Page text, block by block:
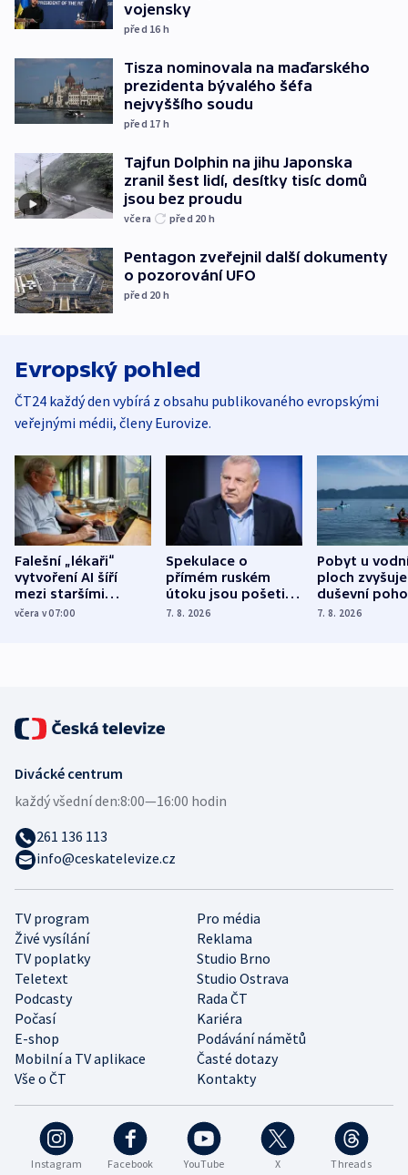
vojensky
před 16 h
Tisza nominovala na maďarského
prezidenta bývalého šéfa
nejvyššího soudu
před 17 h
Tajfun Dolphin na jihu Japonska
zranil šest lidí, desítky tisíc domů
jsou bez proudu
včera před 20 h
Pentagon zveřejnil další dokumenty
o pozorování UFO
před 20 h
Evropský pohled
ČT24 každý den vybírá z obsahu publikovaného evropskými
veřejnými médii, členy Eurovize.
Falešní „lékaři“
vytvoření AI šíří
mezi staršími
Poláky nebezpečné
včera v 07:00
Spekulace o
přímém ruském
útoku jsou pošetilé,
míní estonský
7. 8. 2026
Pobyt u
ploch zvyšuje
duševní
ukázala
7. 8. 2026
Instagram Facebook YouTube X Threads
TV program
Pro média
Živé vysílání
Reklama
TV poplatky
Studio Brno
Teletext
Studio Ostrava
Podcasty
Rada ČT
Počasí
Kariéra
E-shop
Podávání námětů
Mobilní a TV aplikace
Časté dotazy
Vše o ČT
Kontakty
Divácké centrum
každý všední den:8:00—16:00 hodin
261 136 113
info@ceskatelevize.cz